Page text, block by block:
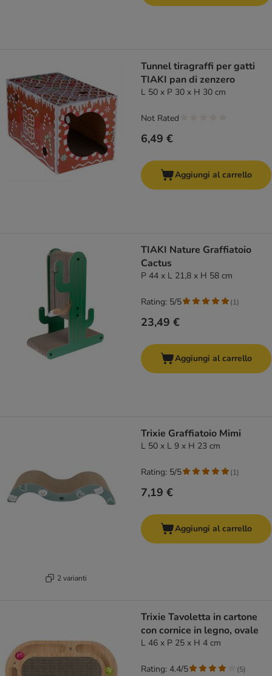
Tunnel tiragraffi per gatti
TIAKI pan di zenzero
L 50 x P 30 x H 30 cm
6,49 €
Not Rated
Aggiungi al carrello
TIAKI Nature Graffiatoio
Cactus
P 44 x L 21,8 x H 58 cm
23,49 €
Rating: 5/5 (1)
Aggiungi al carrello
2 varianti
Trixie Graffiatoio Mimi
L 50 x L 9 x H 23 cm
7,19 €
Rating: 5/5 (1)
Aggiungi al carrello
Trixie Tavoletta in cartone
con cornice in legno, ovale
L 46 x P 25 x H 4 cm
Rating: 4.4/5 (5)